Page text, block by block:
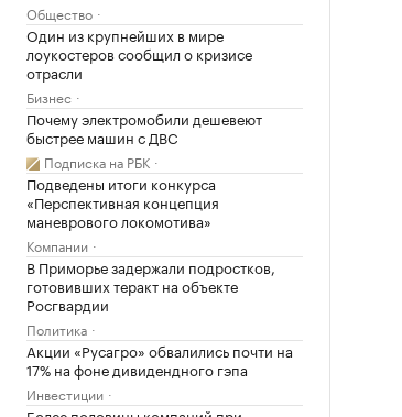
Общество
Один из крупнейших в мире
лоукостеров сообщил о кризисе
отрасли
Бизнес
Почему электромобили дешевеют
быстрее машин с ДВС
Подписка на РБК
Подведены итоги конкурса
«Перспективная концепция
маневрового локомотива»
Компании
В Приморье задержали подростков,
готовивших теракт на объекте
Росгвардии
Политика
Акции «Русагро» обвалились почти на
17% на фоне дивидендного гэпа
Инвестиции